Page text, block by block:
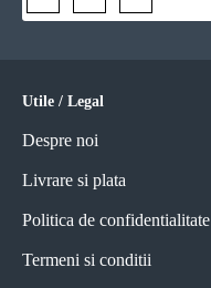
Utile / Legal
Despre noi
Livrare si plata
Politica de confidentialitate
Termeni si conditii